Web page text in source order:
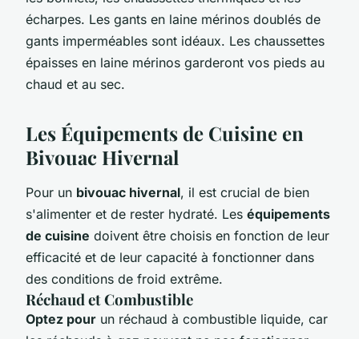
écharpes. Les gants en laine mérinos doublés de
gants imperméables sont idéaux. Les chaussettes
épaisses en laine mérinos garderont vos pieds au
chaud et au sec.
Les Équipements de Cuisine en
Bivouac Hivernal
Pour un bivouac hivernal, il est crucial de bien
s'alimenter et de rester hydraté. Les équipements
de cuisine doivent être choisis en fonction de leur
efficacité et de leur capacité à fonctionner dans
des conditions de froid extrême.
Réchaud et Combustible
Optez pour un réchaud à combustible liquide, car